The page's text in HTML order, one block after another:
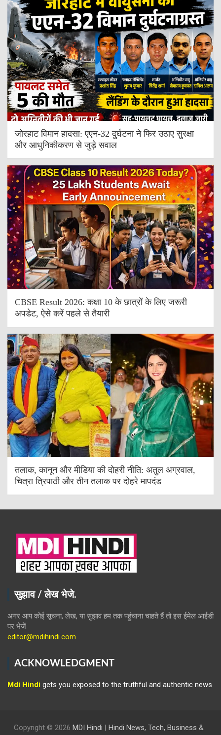
जोरहाट विमान हादसा: एएन-32 दुर्घटना ने फिर उठाए सुरक्षा
और आधुनिकीकरण से जुड़े सवाल
CBSE Result 2026: कक्षा 10 के छात्रों के लिए जरूरी
अपडेट, ऐसे करें पहले से तैयारी
तलाक, कानून और मीडिया की दोहरी नीति: अतुल अग्रवाल,
चित्रा त्रिपाठी और तीन तलाक पर दोहरे मापदंड
सुझाव / लेख भेजे.
अगर आप कोई सूचना, लेख, या सुझाव हम तक पहुंचाना चाहते हैं तो इस ईमेल आईडी
पर भेजें
editor@mdihindi.com
ACKNOWLEDGMENT
Mdi Hindi gets you exposed to the truthful and authentic news
Copyright © 2026 MDI Hindi | Hindi News, Tech, Business &